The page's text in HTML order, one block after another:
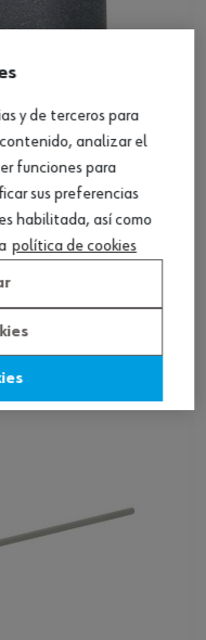
BL
y de terceros para
analizar el
funciones para
sus preferencias
habilitada, así como
política de cookies